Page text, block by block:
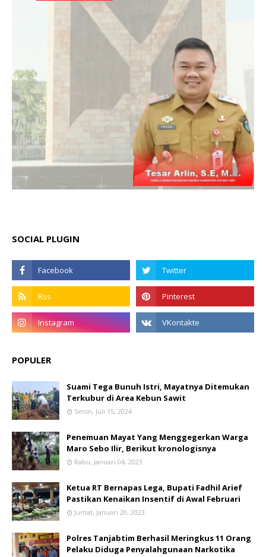
SOCIAL PLUGIN
POPULER
Suami Tega Bunuh Istri, Mayatnya Ditemukan
Terkubur di Area Kebun Sawit
Senin, Juli 15, 2024
Penemuan Mayat Yang Menggegerkan Warga
Maro Sebo Ilir, Berikut kronologisnya
Rabu, Januari 04, 2023
Ketua RT Bernapas Lega, Bupati Fadhil Arief
Pastikan Kenaikan Insentif di Awal Februari
Jumat, Januari 20, 2023
Polres Tanjabtim Berhasil Meringkus 11 Orang
Pelaku Diduga Penyalahgunaan Narkotika